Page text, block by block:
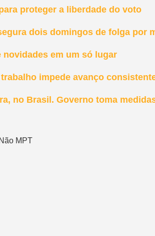
proteger a liberdade do voto
dois domingos de folga por
em um só lugar
impede avanço
no Brasil. Governo toma